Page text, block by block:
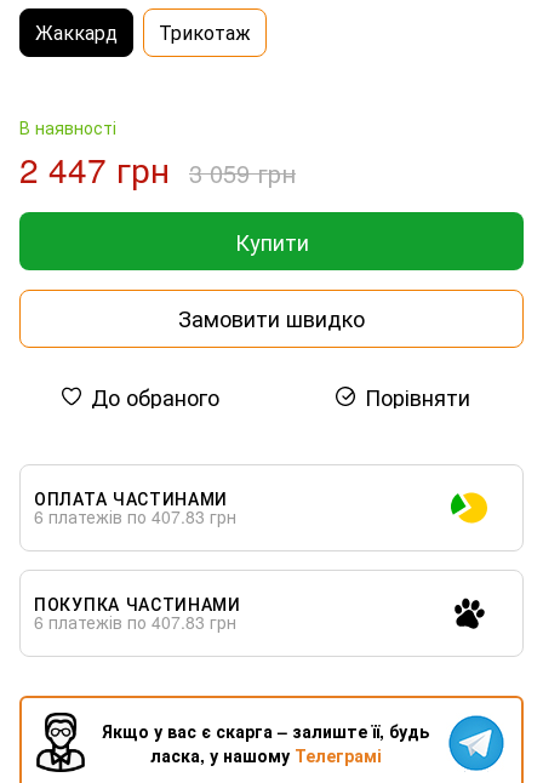
Жаккард Трикотаж
В наявності
2 447 грн 3 059 грн
Купити
Замовити швидко
До обраного Порівняти
ОПЛАТА ЧАСТИНАМИ
6 платежів по 407.83 грн
ПОКУПКА ЧАСТИНАМИ
6 платежів по 407.83 грн
Якщо у вас є скарга – залиште її, будь
ласка, у нашому Телеграмі